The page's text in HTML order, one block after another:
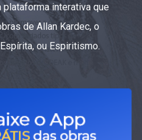
plataforma interativa que
de Allan Kardec, o
ou Espiritismo.